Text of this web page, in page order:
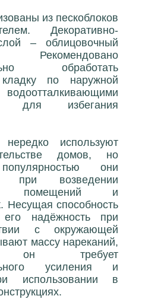
из пескоблоков
Декоративно-
– облицовочный
обработать
по наружной
для избегания
нередко используют
домов, но
они
при возведении
помещений и
Несущая способность
его надёжность при
с окружающей
массу нареканий,
он требует
усиления и
использовании в